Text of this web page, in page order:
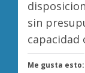
sin
capacidad
Me gusta esto: